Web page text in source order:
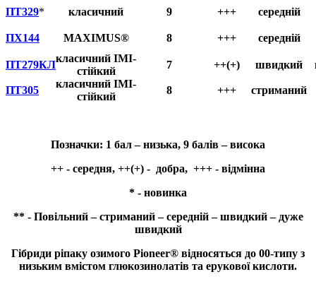
ПТ329* класичний 9 +++ середній
ПХ144 MAXIMUS® 8 +++ середній
ПТ279КЛ
класичний IMI-
стійкий
7 ++(+) швидкий
ПТ305
класичний IMI-
стійкий
8 +++ стриманий
Позначки: 1 бал – низька, 9 балів – висока
++ - середня, ++(+) - добра, +++ - відмінна
* - новинка
** - Повільний – cтриманий – cередній – швидкий – дуже
швидкий
Гібриди ріпаку озимого Pioneer® відносяться до 00-типу з
низьким вмістом глюкозинолатів та ерукової кислоти.